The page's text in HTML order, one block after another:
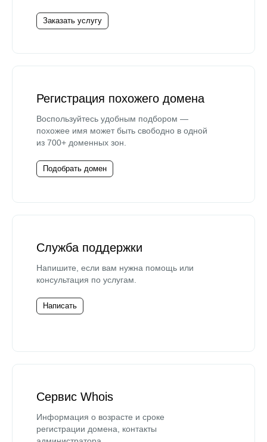
Заказать услугу
Регистрация похожего домена
Воспользуйтесь удобным подбором —
похожее имя может быть свободно в одной
из 700+ доменных зон.
Подобрать домен
Служба поддержки
Напишите, если вам нужна помощь или
консультация по услугам.
Написать
Сервис Whois
Информация о возрасте и сроке
регистрации домена, контакты